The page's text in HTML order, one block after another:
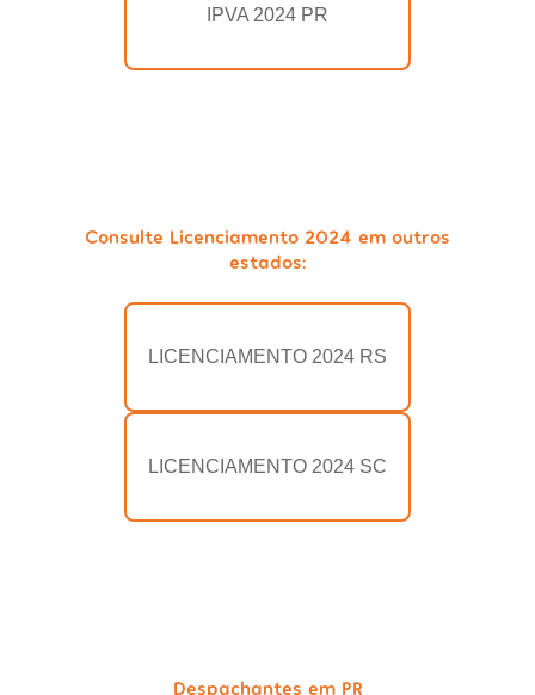
IPVA 2024 PR
Consulte Licenciamento 2024 em outros
estados:
LICENCIAMENTO 2024 RS
LICENCIAMENTO 2024 SC
Despachantes em PR